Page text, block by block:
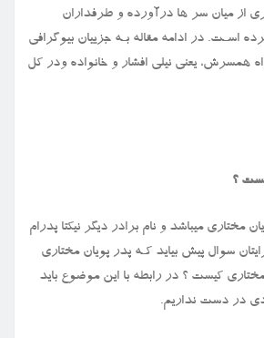
از میان سر ها درآورده و طرفداران
اسـت. در ادامه مقاله بـه جزییان بیوگرافی
همسرش، یعنی نیلی افشار و خانواده ودر کل
؟
مختاری میباشد و نام برادر دیگر نیکتا پدرام
سوال پیش بیاید کـه پدر پویان مختاری
کیست ؟ در رابطه با این موضوع باید
در دست نداریم.